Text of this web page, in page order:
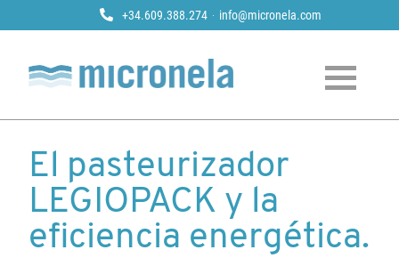
content
+34.609.388.274 info@micronela.com
El pasteurizador
LEGIOPACK y la
eficiencia energética.